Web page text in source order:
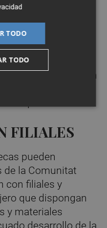
de 30 años,
título universitario
escrito del idioma
disfrutado de
a la especialización
la
empresa.
FILIALES
pueden
de la Comunitat
con filiales y
que dispongan
y materiales
desarrollo de la
TODO
TODO